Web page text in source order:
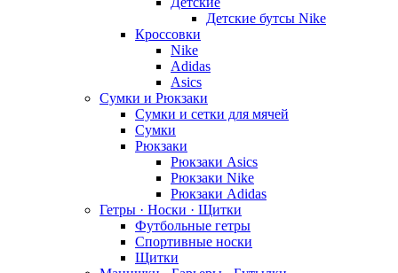
Детские бутсы Nike
Кроссовки
Nike
Adidas
Asics
Сумки и Рюкзаки
Сумки и сетки для мячей
Сумки
Рюкзаки
Рюкзаки Asics
Рюкзаки Nike
Рюкзаки Adidas
Гетры · Носки · Щитки
Футбольные гетры
Спортивные носки
Щитки